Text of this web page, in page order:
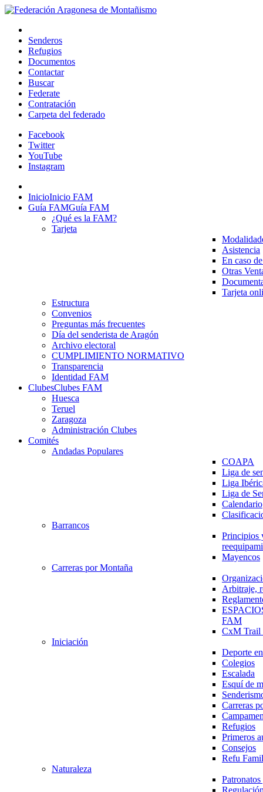
Senderos
Refugios
Documentos
Contactar
Buscar
Federate
Contratación
Carpeta del federado
Facebook
Twitter
YouTube
Instagram
InicioInicio FAM
Guía FAMGuía FAM
¿Qué es la FAM?
Tarjeta
Asistencia
En caso
Otras
Tarjeta
Estructura
Convenios
Preguntas más frecuentes
Día del senderista de Aragón
Archivo electoral
CUMPLIMIENTO NORMATIVO
Transparencia
Identidad FAM
ClubesClubes FAM
Huesca
Teruel
Zaragoza
Administración Clubes
Comités
Andadas Populares
COAPA
Liga de
Liga
Liga de
Calendario
Barrancos
Principios
Mayencos
Carreras por Montaña
Arbitraje,
FAM
CxM
Iniciación
Deporte
Colegios
Escalada
Esquí de
Carreras
Refugios
Primeros
Consejos
Refu
Naturaleza